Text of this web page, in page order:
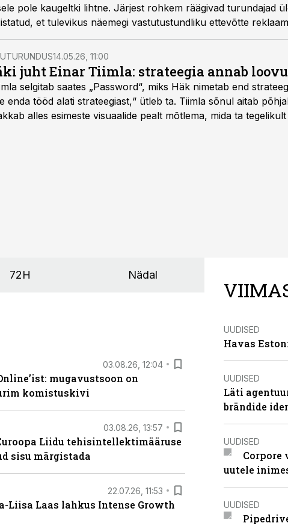
pole kaugeltki lihtne. Järjest rohkem räägivad turundajad
et tulevikus näemegi vastutustundliku ettevõtte
trükiseid kui digireklaame.
14.05.26, 11:00
juht Einar Tiimla: strateegia annab
selgitab saates „Password“, miks Häk nimetab end
enda tööd alati strateegiast,“ ütleb ta. Tiimla sõnul aitab
alles esimeste visuaalide pealt mõtlema, mida ta
72H Nädal
03.08.26, 12:04
mugavustsoon on
komistuskivi
03.08.26, 13:57
Liidu tehisintellektimääruse
sisu märgistada
22.07.26, 11:53
Liisa Laas lahkus Intense Growth
UUDISED
Havas
UUDISED
Läti
brändide
UUDISED
Corpore
uutele
UUDISED